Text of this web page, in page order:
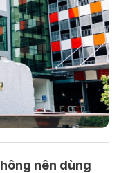
nên dùng